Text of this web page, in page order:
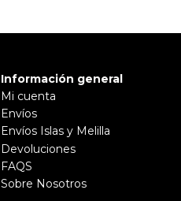
Información general
Mi cuenta
Envíos
Envíos Islas y Melilla
Devoluciones
FAQS
Sobre Nosotros